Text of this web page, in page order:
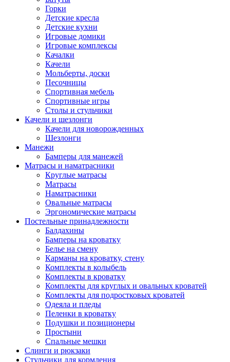
Горки
Детские кресла
Детские кухни
Игровые домики
Игровые комплексы
Качалки
Качели
Мольберты, доски
Песочницы
Спортивная мебель
Спортивные игры
Столы и стульчики
Качели и шезлонги
Качели для новорожденных
Шезлонги
Манежи
Бамперы для манежей
Матрасы и наматрасники
Круглые матрасы
Матрасы
Наматрасники
Овальные матрасы
Эргономические матрасы
Постельные принадлежности
Балдахины
Бамперы на кроватку
Белье на смену
Карманы на кроватку, стену
Комплекты в колыбель
Комплекты в кроватку
Комплекты для круглых и овальных кроватей
Комплекты для подростковых кроватей
Одеяла и пледы
Пеленки в кроватку
Подушки и позиционеры
Простыни
Спальные мешки
Слинги и рюкзаки
Стульчики для кормления